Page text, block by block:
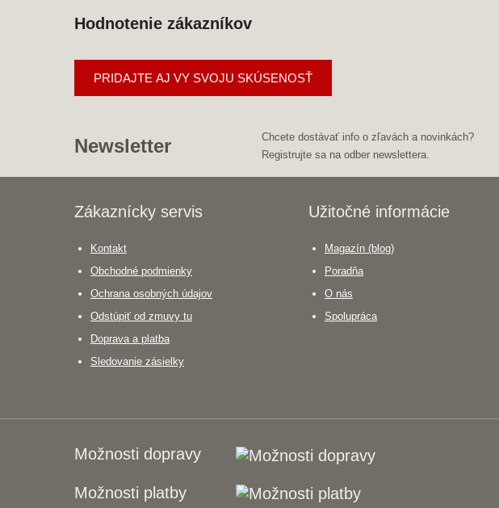
Hodnotenie zákazníkov
PRIDAJTE AJ VY SVOJU SKÚSENOSŤ
Newsletter
Chcete dostávať info o zľavách a novinkách?
Registrujte sa na odber newslettera.
Zákaznícky servis
Kontakt
Obchodné podmienky
Ochrana osobných údajov
Odstúpiť od zmuvy tu
Doprava a platba
Sledovanie zásielky
Užitočné informácie
Magazín (blog)
Poradňa
O nás
Spolupráca
Možnosti dopravy
Možnosti platby